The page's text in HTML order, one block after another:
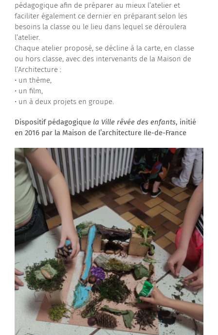
pédagogique afin de préparer au mieux l’atelier et
faciliter également ce dernier en préparant selon les
besoins la classe ou le lieu dans lequel se déroulera
l’atelier.
Chaque atelier proposé, se décline à la carte, en classe
ou hors classe, avec des intervenants de la Maison de
l’Architecture :
• un thème,
• un film,
• un à deux projets en groupe.
Dispositif pédagogique la Ville rêvée des enfants, initié
en 2016 par la Maison de l’architecture Ile-de-France